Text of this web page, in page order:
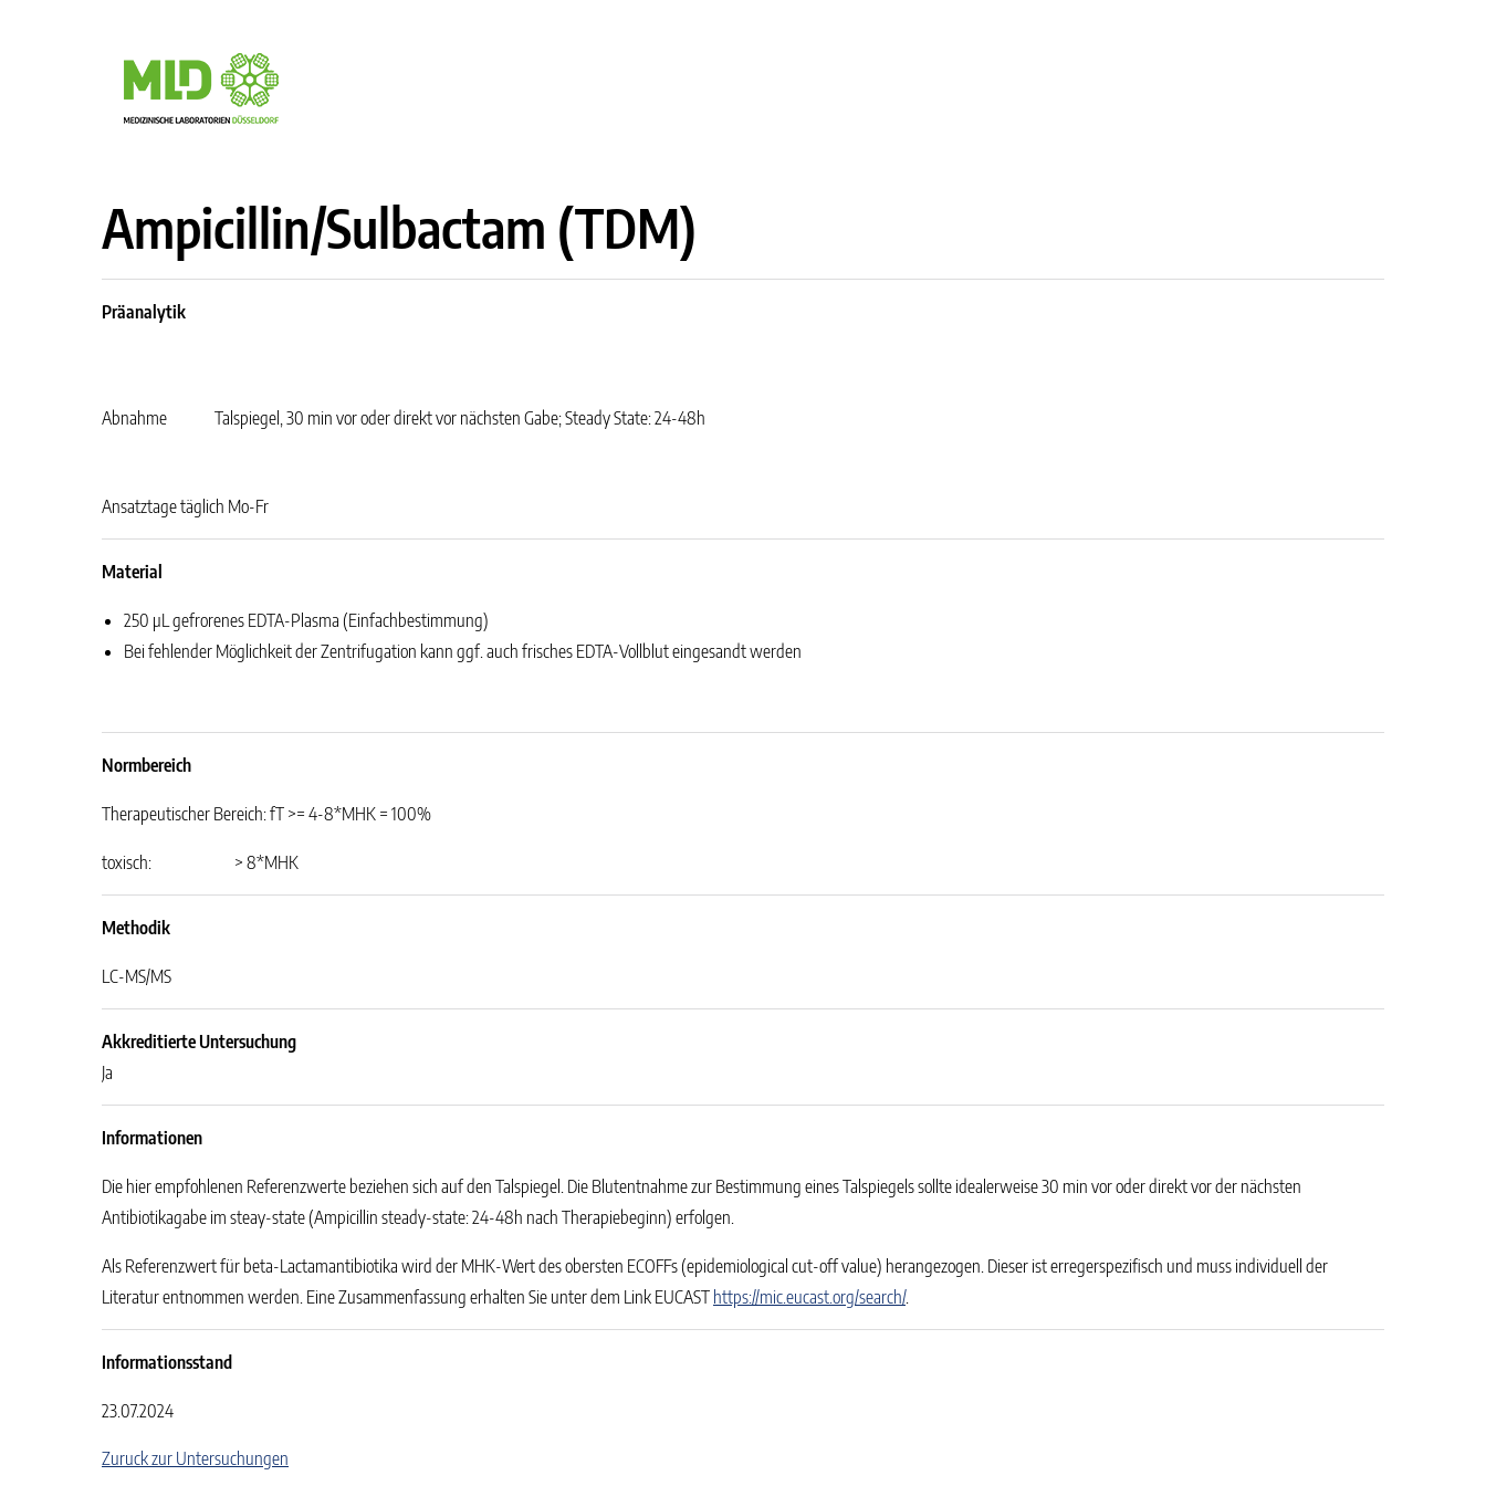
Ampicillin/Sulbactam (TDM)
Präanalytik
Abnahme Talspiegel, 30 min vor oder direkt vor nächsten Gabe; Steady State: 24-48h
Ansatztage täglich Mo-Fr
Material
250 µL gefrorenes EDTA-Plasma (Einfachbestimmung)
Bei fehlender Möglichkeit der Zentrifugation kann ggf. auch frisches EDTA-Vollblut eingesandt werden
Normbereich
Therapeutischer Bereich: fT >= 4-8*MHK = 100%
toxisch: > 8*MHK
Methodik
LC-MS/MS
Akkreditierte Untersuchung
Ja
Informationen
Die hier empfohlenen Referenzwerte beziehen sich auf den Talspiegel. Die Blutentnahme zur Bestimmung eines Talspiegels sollte idealerweise 30 min vor oder direkt vor der nächsten
Antibiotikagabe im steay-state (Ampicillin steady-state: 24-48h nach Therapiebeginn) erfolgen.
Als Referenzwert für beta-Lactamantibiotika wird der MHK-Wert des obersten ECOFFs (epidemiological cut-off value) herangezogen. Dieser ist erregerspezifisch und muss individuell der
Literatur entnommen werden. Eine Zusammenfassung erhalten Sie unter dem Link EUCAST https://mic.eucast.org/search/.
Informationsstand
23.07.2024
Zuruck zur Untersuchungen